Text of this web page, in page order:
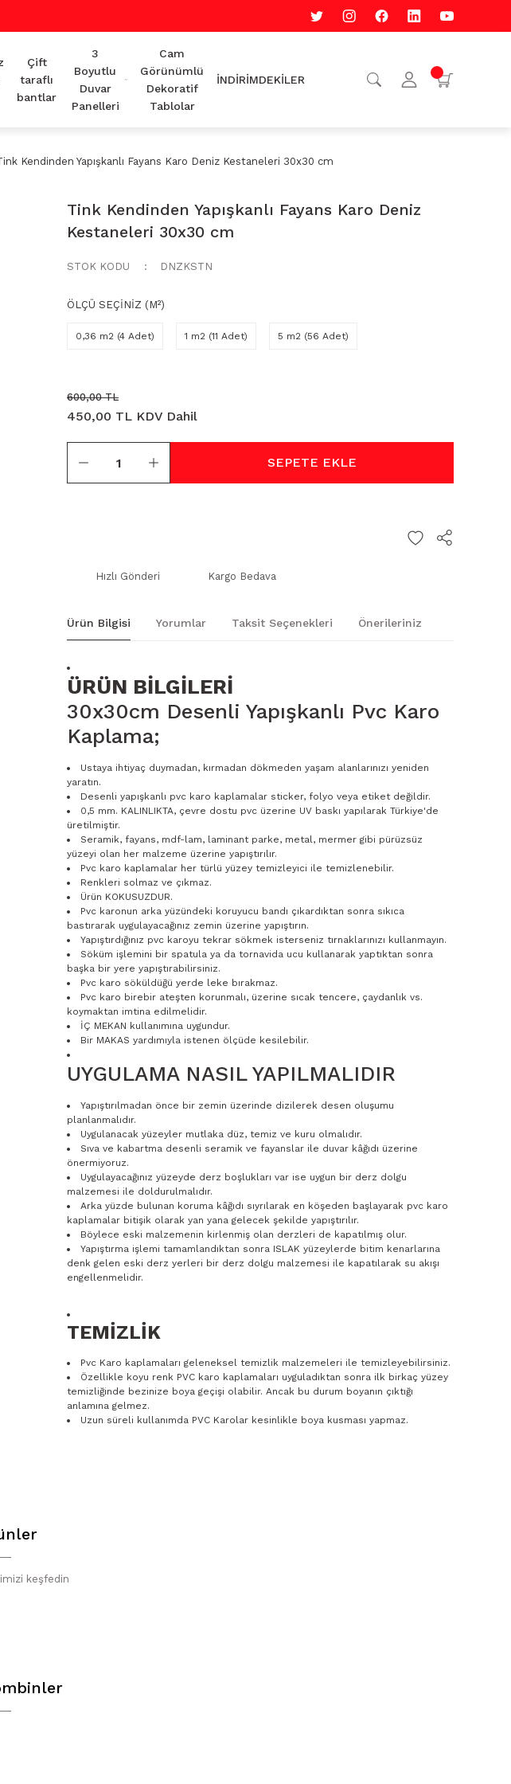
Çift
taraflı
bantlar
3
Boyutlu
Duvar
Panelleri
Cam
Görünümlü
Dekoratif
Tablolar
İNDİRİMDEKİLER
Kendinden Yapışkanlı Fayans Karo Deniz Kestaneleri 30x30 cm
Tink Kendinden Yapışkanlı Fayans Karo Deniz
Kestaneleri 30x30 cm
STOK KODU DNZKSTN
ÖLÇÜ SEÇİNİZ (M²)
0,36 m2 (4 Adet) 1 m2 (11 Adet) 5 m2 (56 Adet)
600,00 TL
450,00 TL KDV Dahil
SEPETE EKLE
Hızlı Gönderi Kargo Bedava
Ürün Bilgisi Yorumlar Taksit Seçenekleri Önerileriniz
ÜRÜN BİLGİLERİ
30x30cm Desenli Yapışkanlı Pvc Karo
Kaplama;
Ustaya ihtiyaç duymadan, kırmadan dökmeden yaşam alanlarınızı yeniden
yaratın.
Desenli yapışkanlı pvc karo kaplamalar sticker, folyo veya etiket değildir.
0,5 mm. KALINLIKTA, çevre dostu pvc üzerine UV baskı yapılarak Türkiye'de
üretilmiştir.
Seramik, fayans, mdf-lam, laminant parke, metal, mermer gibi pürüzsüz
yüzeyi olan her malzeme üzerine yapıştırılır.
Pvc karo kaplamalar her türlü yüzey temizleyici ile temizlenebilir.
Renkleri solmaz ve çıkmaz.
Ürün KOKUSUZDUR.
Pvc karonun arka yüzündeki koruyucu bandı çıkardıktan sonra sıkıca
bastırarak uygulayacağınız zemin üzerine yapıştırın.
Yapıştırdığınız pvc karoyu tekrar sökmek isterseniz tırnaklarınızı kullanmayın.
Söküm işlemini bir spatula ya da tornavida ucu kullanarak yaptıktan sonra
başka bir yere yapıştırabilirsiniz.
Pvc karo söküldüğü yerde leke bırakmaz.
Pvc karo birebir ateşten korunmalı, üzerine sıcak tencere, çaydanlık vs.
koymaktan imtina edilmelidir.
İÇ MEKAN kullanımına uygundur.
Bir MAKAS yardımıyla istenen ölçüde kesilebilir.
UYGULAMA NASIL YAPILMALIDIR
Yapıştırılmadan önce bir zemin üzerinde dizilerek desen oluşumu
planlanmalıdır.
Uygulanacak yüzeyler mutlaka düz, temiz ve kuru olmalıdır.
Sıva ve kabartma desenli seramik ve fayanslar ile duvar kâğıdı üzerine
önermiyoruz.
Uygulayacağınız yüzeyde derz boşlukları var ise uygun bir derz dolgu
malzemesi ile doldurulmalıdır.
Arka yüzde bulunan koruma kâğıdı sıyrılarak en köşeden başlayarak pvc karo
kaplamalar bitişik olarak yan yana gelecek şekilde yapıştırılır.
Böylece eski malzemenin kirlenmiş olan derzleri de kapatılmış olur.
Yapıştırma işlemi tamamlandıktan sonra ISLAK yüzeylerde bitim kenarlarına
denk gelen eski derz yerleri bir derz dolgu malzemesi ile kapatılarak su akışı
engellenmelidir.
TEMİZLİK
Pvc Karo kaplamaları geleneksel temizlik malzemeleri ile temizleyebilirsiniz.
Özellikle koyu renk PVC karo kaplamaları uyguladıktan sonra ilk birkaç yüzey
temizliğinde bezinize boya geçişi olabilir. Ancak bu durum boyanın çıktığı
anlamına gelmez.
Uzun süreli kullanımda PVC Karolar kesinlikle boya kusması yapmaz.
keşfedin